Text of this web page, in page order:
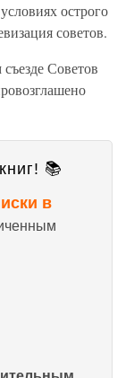
острого
советов.
Советов
📚
в